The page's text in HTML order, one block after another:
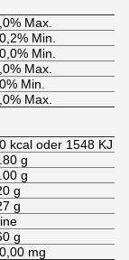
Max.
Min.
Min.
Max.
Min.
Max.
kcal oder 1548 KJ
g
g
g
g
g
mg